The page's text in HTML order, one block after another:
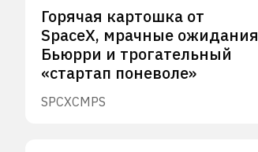
Горячая картошка от
SpaceX, мрачные ожидания
Бьюрри и трогательный
«стартап поневоле»
SPCXCMPS